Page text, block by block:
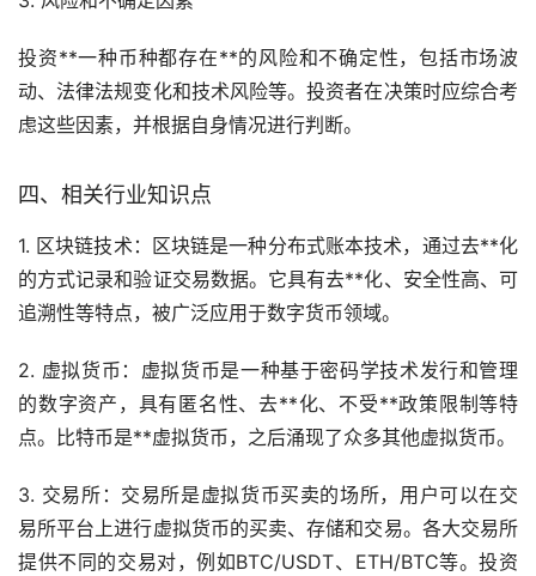
投资**一种币种都存在**的风险和不确定性，包括市场波
动、法律法规变化和技术风险等。投资者在决策时应综合考
虑这些因素，并根据自身情况进行判断。
四、相关行业知识点
1. 区块链技术：区块链是一种分布式账本技术，通过去**化
的方式记录和验证交易数据。它具有去**化、安全性高、可
追溯性等特点，被广泛应用于数字货币领域。
2. 虚拟货币：虚拟货币是一种基于密码学技术发行和管理
的数字资产，具有匿名性、去**化、不受**政策限制等特
点。
比特币是**虚拟货币，之后涌现了众多其他虚拟货币。
3. 交易所：交易所是虚拟货币买卖的场所，用户可以在交
易所平台上进行虚拟货币的买卖、存储和交易。各大交易所
提供不同的交易对，例如BTC/USDT、ETH/BTC等。投资